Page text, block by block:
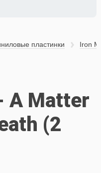
пластинки Iron
A Matter
(2